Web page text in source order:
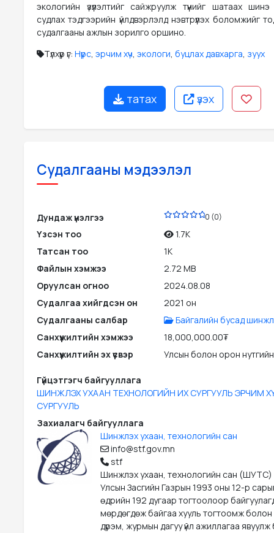
экологийн үзүүлэлтийг сайжруулж түүнийг шатаах
судлах тэдгээрийн үйлдвэрлэлд нэвтрүүлэх боломжийг
судалгааны ажлын зорилго оршино.
Түлхүүр үг: Нүүрс, эрчим хүч, экологи, буцлах давхарга, зуух
татах үзэх
Судалгааны мэдээлэл
Дундаж үнэлгээ 0 (0)
Үзсэн тоо
1.7K
Татсан тоо
1K
Файлын хэмжээ
2.72 MB
Оруулсан огноо
2024.08.08
Судалгаа хийгдсэн он
2021 он
Судалгааны салбар
Байгалийн бусад
Санхүүжилтийн хэмжээ
18,000,000.00₮
Санхүүжилтийн эх үүсвэр
Улсын болон орон
Гүйцэтгэгч байгууллага
ШИНЖЛЭХ УХААН ТЕХНОЛОГИЙН ИХ СУРГУУЛЬ ЭРЧИМ
СУРГУУЛЬ
Захиалагч байгууллага
Шинжлэх ухаан, технологийн сан
info@stf.gov.mn
stf
Шинжлэх ухаан, технологийн сан
Улсын Засгийн Газрын 1993 оны 12-р
өдрийн 192 дугаар тогтоолоор
мөрдөгдөж байгаа хууль тогтоомж
дүрэм, журмын дагуу үйл ажиллагаа явуулж